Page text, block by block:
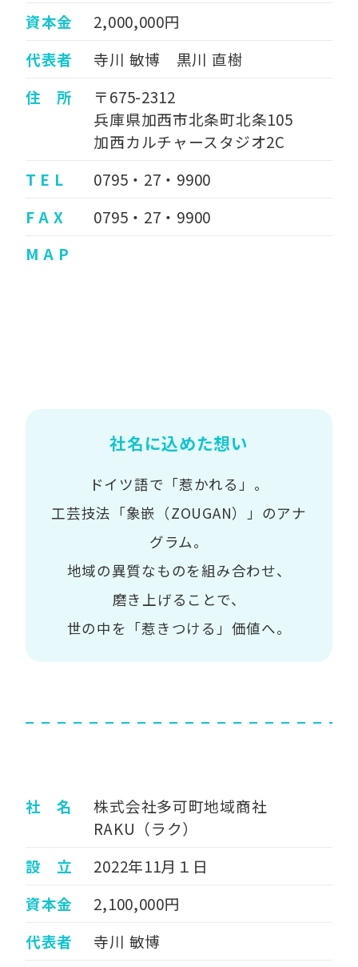
資本金
2,000,000円
代表者
寺川 敏博 黒川 直樹
住 所
〒675-2312
兵庫県加西市北条町北条105
加西カルチャースタジオ2C
T E L
0795・27・9900
F A X
0795・27・9900
M A P
社名に込めた想い
ドイツ語で「惹かれる」。
工芸技法「象嵌（ZOUGAN）」のアナ
グラム。
地域の異質なものを組み合わせ、
磨き上げることで、
世の中を「惹きつける」価値へ。
社 名
株式会社多可町地域商社
RAKU（ラク）
設 立
2022年11月１日
資本金
2,100,000円
代表者
寺川 敏博